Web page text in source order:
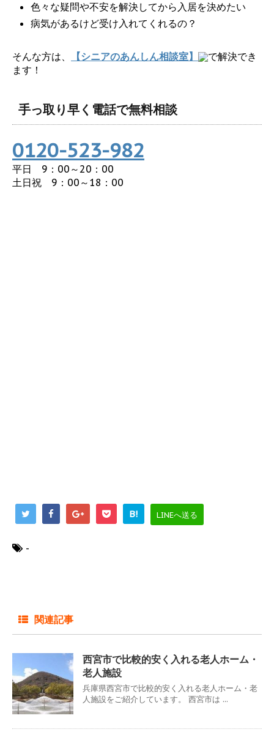
色々な疑問や不安を解決してから入居を決めたい
病気があるけど受け入れてくれるの？
そんな方は、 【シニアのあんしん相談室】
で解決でき
ます！
手っ取り早く電話で無料相談
0120-523-982
平日 9：00～20：00
土日祝 9：00～18：00
B! LINEへ送る
-
関連記事
西宮市で比較的安く入れる老人ホーム・
老人施設
兵庫県西宮市で比較的安く入れる老人ホーム・老
人施設をご紹介しています。 西宮市は ...